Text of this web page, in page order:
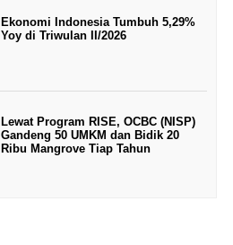
Ekonomi Indonesia Tumbuh 5,29%
Yoy di Triwulan II/2026
Lewat Program RISE, OCBC (NISP)
Gandeng 50 UMKM dan Bidik 20
Ribu Mangrove Tiap Tahun